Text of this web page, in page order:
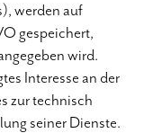
werden auf
gespeichert,
wird.
Interesse an der
zur technisch
seiner Dienste.